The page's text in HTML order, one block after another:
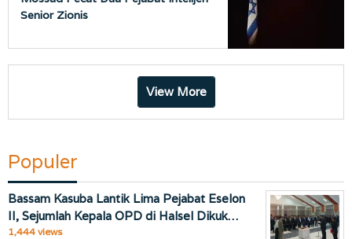
Senior Zionis
View More
Populer
Bassam Kasuba Lantik Lima Pejabat Eselon
II, Sejumlah Kepala OPD di Halsel Dikuk…
1,444 views